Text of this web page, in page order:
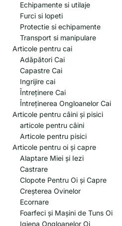
Echipamente si utilaje
Furci si lopeti
Protectie si echipamente
Transport si manipulare
Articole pentru cai
Adăpători Cai
Capastre Cai
Ingrijire cai
Întreținere Cai
Întreținerea Ongloanelor Cai
Articole pentru câini și pisici
articole pentru câini
Articole pentru pisici
Articole pentru oi și capre
Alaptare Miei și Iezi
Castrare
Clopote Pentru Oi și Capre
Creșterea Ovinelor
Ecornare
Foarfeci și Mașini de Tuns Oi
Igiena Ongloanelor Oi